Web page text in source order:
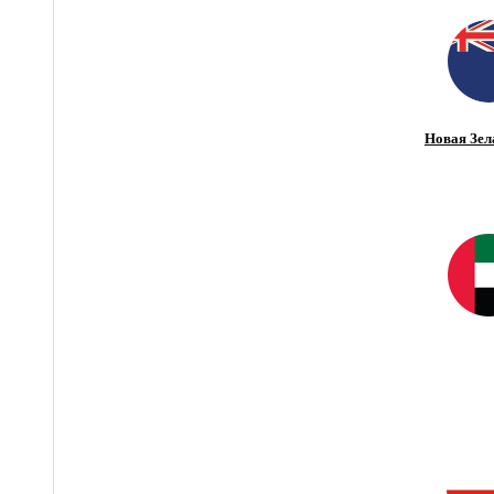
Новая